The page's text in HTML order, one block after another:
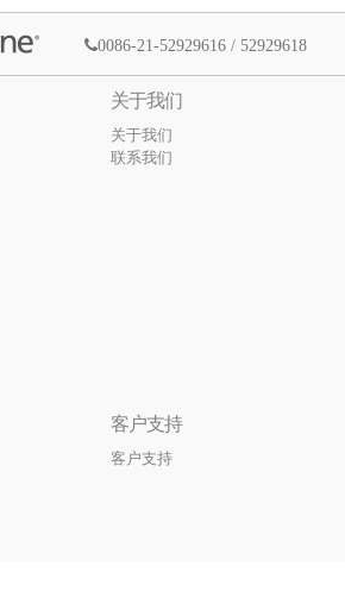
0086-21-52929616 / 52929618
关于我们
关于我们
联系我们
客户支持
客户支持